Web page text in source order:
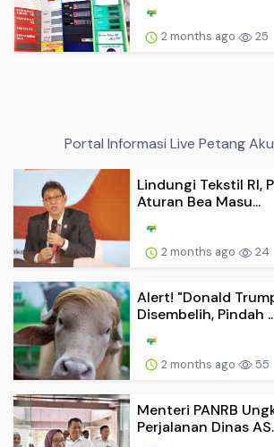
2 months ago 25
Portal Informasi Live Petang
Lindungi Tekstil RI,
Aturan Bea Masu...
2 months ago 24
Alert! "Donald
Disembelih, Pindah
2 months ago 55
Menteri PANRB
Perjalanan Dinas